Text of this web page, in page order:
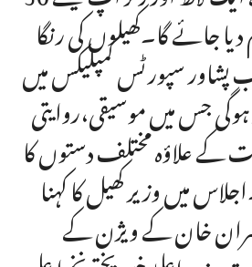
جائے گا۔کھیلوں کی رنگا
پشاور سپورٹس کمپلیکس میں
ہوگی جس میں موسیقی،روایتی
کے علاؤہ مختلف دستوں کا
میں وزیر کھیل کا کہنا
عمران خان کے ویژن کے